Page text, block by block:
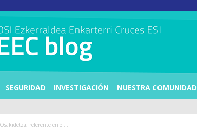
SEGURIDAD INVESTIGACIÓN NUESTRA COMUNIDAD
referente en el...